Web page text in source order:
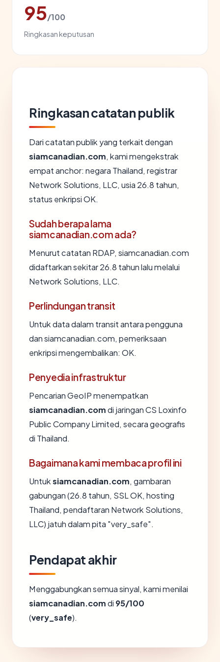
95/100
Ringkasan keputusan
Ringkasan catatan publik
Dari catatan publik yang terkait dengan
siamcanadian.com, kami mengekstrak
empat anchor: negara Thailand, registrar
Network Solutions, LLC, usia 26.8 tahun,
status enkripsi OK.
Sudah berapa lama
siamcanadian.com ada?
Menurut catatan RDAP, siamcanadian.com
didaftarkan sekitar 26.8 tahun lalu melalui
Network Solutions, LLC.
Perlindungan transit
Untuk data dalam transit antara pengguna
dan siamcanadian.com, pemeriksaan
enkripsi mengembalikan: OK.
Penyedia infrastruktur
Pencarian GeoIP menempatkan
siamcanadian.comdi jaringan CS Loxinfo
Public Company Limited, secara geografis
di Thailand.
Bagaimana kami membaca profil ini
Untuksiamcanadian.com, gambaran
gabungan (26.8 tahun, SSL OK, hosting
Thailand, pendaftaran Network Solutions,
LLC) jatuh dalam pita "very_safe".
Pendapat akhir
Menggabungkan semua sinyal, kami menilai
siamcanadian.comdi 95/100
(very_safe).